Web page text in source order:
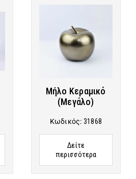
Μήλο Κεραμικό
(Μεγάλο)
Κωδικός: 31868
Δείτε
περισσότερα